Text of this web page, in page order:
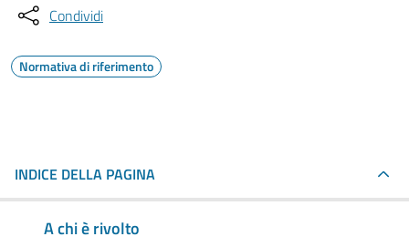
Condividi
Normativa di riferimento
INDICE DELLA PAGINA
A chi è rivolto